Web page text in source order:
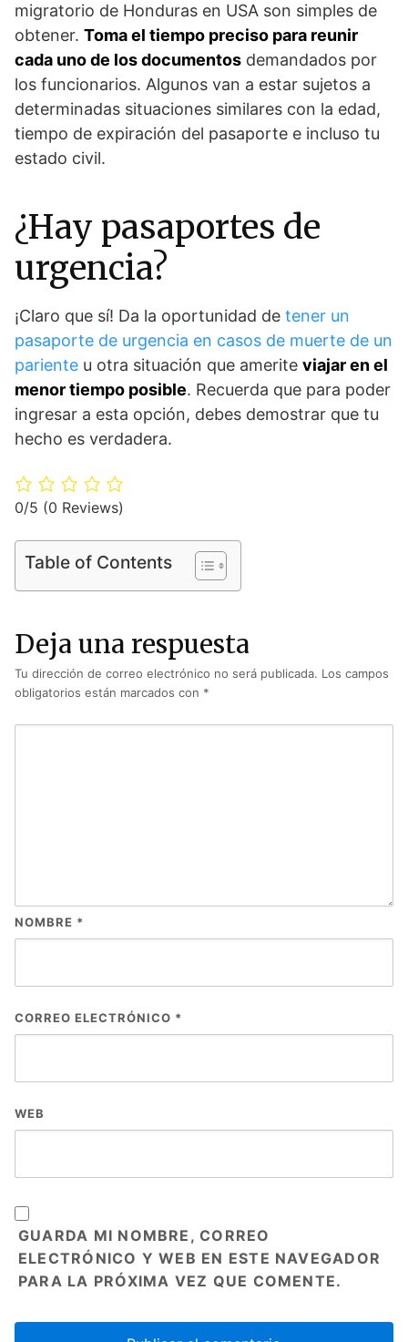
migratorio de Honduras en USA son simples de
obtener. Toma el tiempo preciso para reunir
cada uno de los documentos demandados por
los funcionarios. Algunos van a estar sujetos a
determinadas situaciones similares con la edad,
tiempo de expiración del pasaporte e incluso tu
estado civil.
¿Hay pasaportes de
urgencia?
¡Claro que sí! Da la oportunidad de tener un
pasaporte de urgencia en casos de muerte de un
pariente u otra situación que amerite viajar en el
menor tiempo posible. Recuerda que para poder
ingresar a esta opción, debes demostrar que tu
hecho es verdadera.
0/5 (0 Reviews)
Table of Contents
Deja una respuesta
Tu dirección de correo electrónico no será publicada. Los campos
obligatorios están marcados con *
NOMBRE *
CORREO ELECTRÓNICO *
WEB
GUARDA MI NOMBRE, CORREO
ELECTRÓNICO Y WEB EN ESTE NAVEGADOR
PARA LA PRÓXIMA VEZ QUE COMENTE.